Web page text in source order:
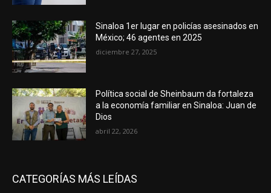
Sinaloa 1er lugar en policías asesinados en
México; 46 agentes en 2025
diciembre 27, 2025
Política social de Sheinbaum da fortaleza
a la economía familiar en Sinaloa: Juan de
Dios
abril 22, 2026
CATEGORÍAS MÁS LEÍDAS